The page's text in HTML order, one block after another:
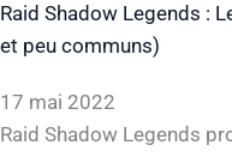
Raid Shadow Legends :
et peu communs)
17 mai 2022
Raid Shadow Legends